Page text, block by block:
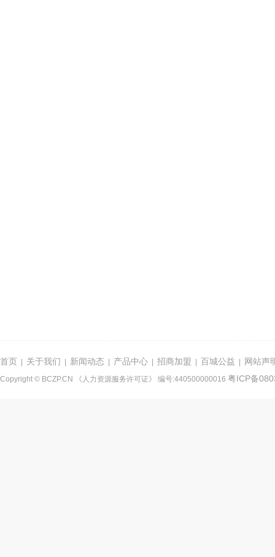
首页 关于我们 新闻动态 产品中心 招商加盟 百城公益 网站声
Copyright © BCZP.CN 《人力资源服务许可证》 编号:440500000016 粤ICP备